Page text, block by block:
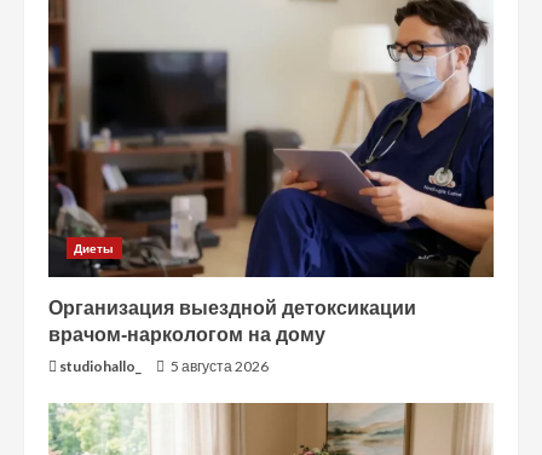
Диеты
Организация выездной детоксикации
врачом-наркологом на дому
studiohallo_ 5 августа 2026